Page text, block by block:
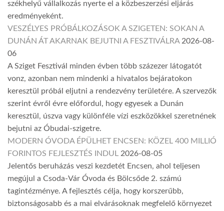
székhelyű vállalkozás nyerte el a közbeszerzési eljárás
eredményeként.
VESZÉLYES PRÓBÁLKOZÁSOK A SZIGETEN: SOKAN A
DUNÁN ÁT AKARNAK BEJUTNI A FESZTIVÁLRA 2026-08-
06
A Sziget Fesztivál minden évben több százezer látogatót
vonz, azonban nem mindenki a hivatalos bejáratokon
keresztül próbál eljutni a rendezvény területére. A szervezők
szerint évről évre előfordul, hogy egyesek a Dunán
keresztül, úszva vagy különféle vízi eszközökkel szeretnének
bejutni az Óbudai-szigetre.
MODERN ÓVODA ÉPÜLHET ENCSEN: KÖZEL 400 MILLIÓ
FORINTOS FEJLESZTÉS INDUL 2026-08-05
Jelentős beruházás veszi kezdetét Encsen, ahol teljesen
megújul a Csoda-Vár Óvoda és Bölcsőde 2. számú
tagintézménye. A fejlesztés célja, hogy korszerűbb,
biztonságosabb és a mai elvárásoknak megfelelő környezet